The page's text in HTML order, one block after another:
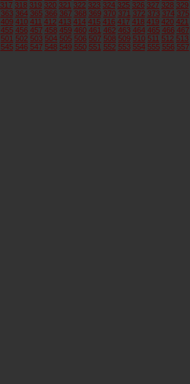
317 318 319 320 321 322 323 324 325 326 327 328 329
363 364 365 366 367 368 369 370 371 372 373 374 375
409 410 411 412 413 414 415 416 417 418 419 420 421
455 456 457 458 459 460 461 462 463 464 465 466 467
501 502 503 504 505 506 507 508 509 510 511 512 513
545 546 547 548 549 550 551 552 553 554 555 556 557